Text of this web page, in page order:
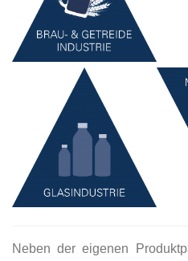
Neben der eigenen